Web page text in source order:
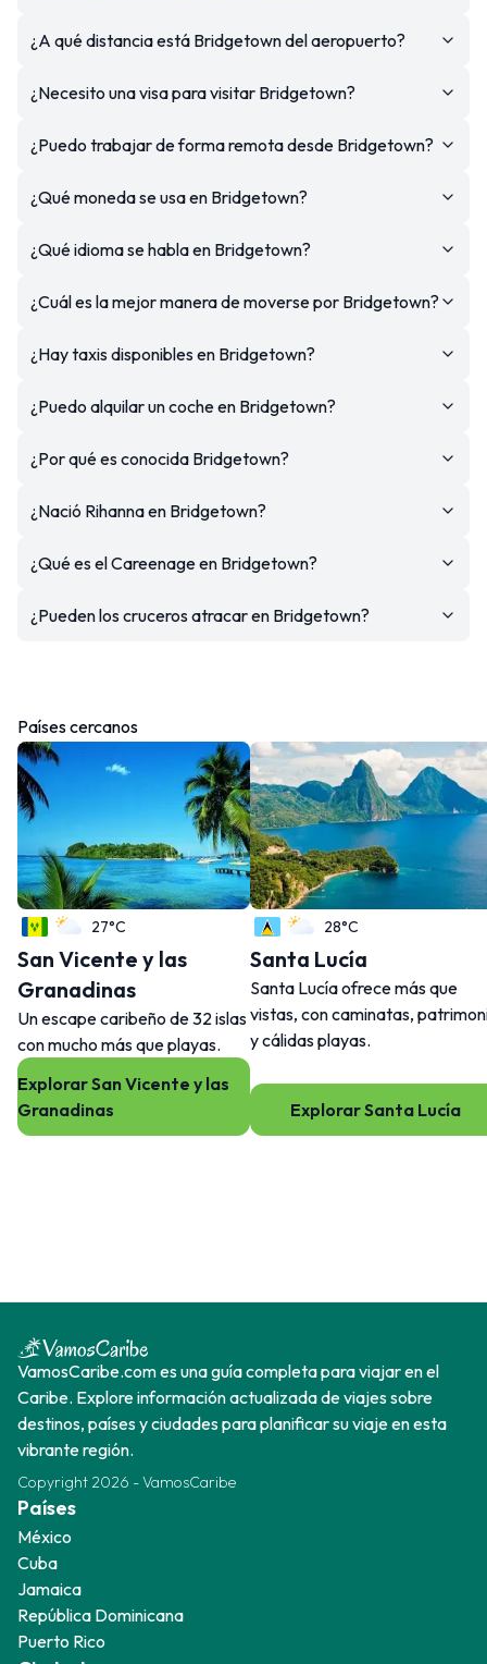
¿A qué distancia está Bridgetown del aeropuerto?
¿Necesito una visa para visitar Bridgetown?
¿Puedo trabajar de forma remota desde Bridgetown?
¿Qué moneda se usa en Bridgetown?
¿Qué idioma se habla en Bridgetown?
¿Cuál es la mejor manera de moverse por Bridgetown?
¿Hay taxis disponibles en Bridgetown?
¿Puedo alquilar un coche en Bridgetown?
¿Por qué es conocida Bridgetown?
¿Nació Rihanna en Bridgetown?
¿Qué es el Careenage en Bridgetown?
¿Pueden los cruceros atracar en Bridgetown?
Países cercanos
27°C
San Vicente y las
Granadinas
Un escape caribeño de 32 islas
con mucho más que playas.
Explorar San Vicente y las
Granadinas
28°C
Santa Lucía
Santa Lucía ofrece más que
vistas, con caminatas,
y cálidas playas.
Explorar Santa Lucía
VamosCaribe.com es una guía completa para viajar en el
Caribe. Explore información actualizada de viajes sobre
destinos, países y ciudades para planificar su viaje en esta
vibrante región.
Copyright 2026 -VamosCaribe
Países
México
Cuba
Jamaica
República Dominicana
Puerto Rico